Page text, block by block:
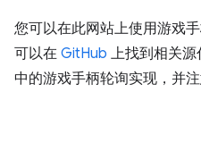
您可以在此网站上使用游戏
可以在 GitHub 上找到相关源
中的游戏手柄轮询实现，并